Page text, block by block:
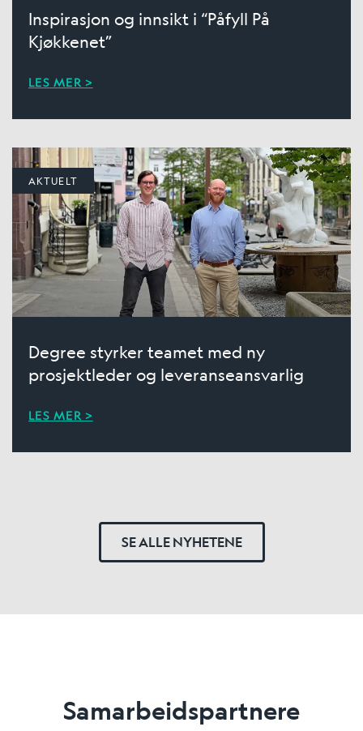
Inspirasjon og innsikt i “Påfyll På
Kjøkkenet”
LES MER >
AKTUELT
Degree styrker teamet med ny
prosjektleder og leveranseansvarlig
LES MER >
SE ALLE NYHETENE
Samarbeidspartnere